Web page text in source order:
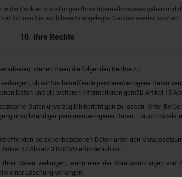
die Cookie-Einstellungen Ihres Internetbrowsers gehen und
können Sie auch bereits abgelegte Cookies wieder löschen.
10. Ihre Rechte
stehen Ihnen die folgenden Rechte zu:
ob wir Sie betreffende personenbezogene Daten
Daten und die weiteren Informationen gemäß Artikel 15
Daten unverzüglich berichtigen zu lassen. Unter
unvollständiger personenbezogener Daten – auch mittels
personenbezogenen Daten unter den
17 Absatz 3 DSGVO erforderlich ist.
Daten verlangen, wenn eine der Voraussetzungen von
einer Löschung verlangen.